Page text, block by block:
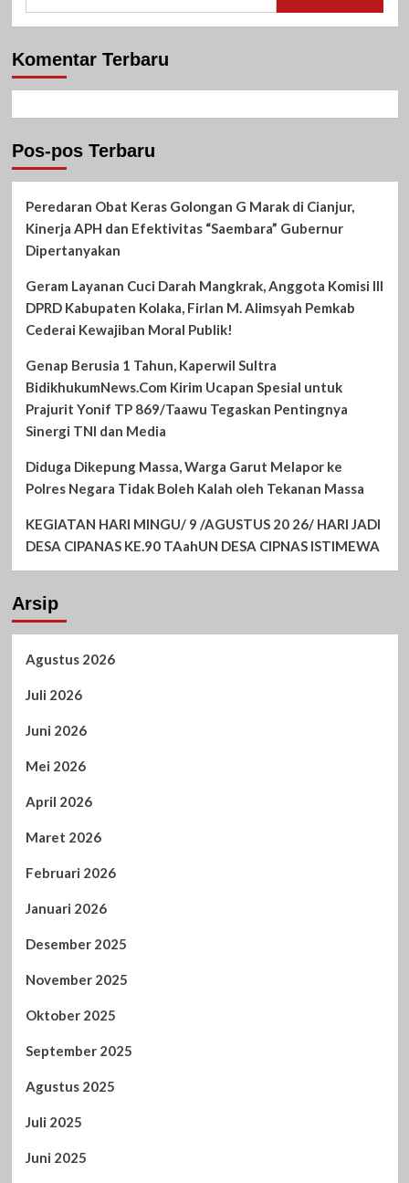
Komentar Terbaru
Pos-pos Terbaru
Peredaran Obat Keras Golongan G Marak di Cianjur,
Kinerja APH dan Efektivitas “Saembara” Gubernur
Dipertanyakan
Geram Layanan Cuci Darah Mangkrak, Anggota Komisi III
DPRD Kabupaten Kolaka, Firlan M. Alimsyah Pemkab
Cederai Kewajiban Moral Publik!
Genap Berusia 1 Tahun, Kaperwil Sultra
BidikhukumNews.Com Kirim Ucapan Spesial untuk
Prajurit Yonif TP 869/Taawu Tegaskan Pentingnya
Sinergi TNI dan Media
Diduga Dikepung Massa, Warga Garut Melapor ke
Polres Negara Tidak Boleh Kalah oleh Tekanan Massa
KEGIATAN HARI MINGU/ 9 /AGUSTUS 20 26/ HARI JADI
DESA CIPANAS KE.90 TAahUN DESA CIPNAS ISTIMEWA
Arsip
Agustus 2026
Juli 2026
Juni 2026
Mei 2026
April 2026
Maret 2026
Februari 2026
Januari 2026
Desember 2025
November 2025
Oktober 2025
September 2025
Agustus 2025
Juli 2025
Juni 2025